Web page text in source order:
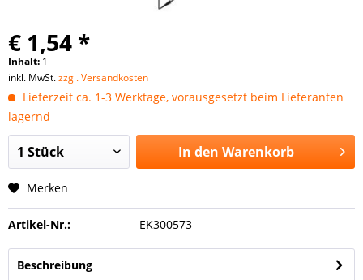
€ 1,54 *
Inhalt: 1
inkl. MwSt.zzgl. Versandkosten
Lieferzeit ca. 1-3 Werktage, vorausgesetzt beim Lieferanten
lagernd
In den Warenkorb
Merken
Artikel-Nr.: EK300573
Beschreibung